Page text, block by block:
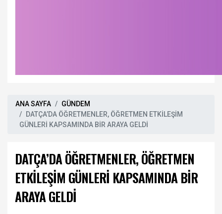
ANA SAYFA
GÜNDEM
DATÇA’DA ÖĞRETMENLER, ÖĞRETMEN ETKİLEŞİM
GÜNLERİ KAPSAMINDA BİR ARAYA GELDİ
DATÇA’DA ÖĞRETMENLER, ÖĞRETMEN
ETKİLEŞİM GÜNLERİ KAPSAMINDA BİR
ARAYA GELDİ